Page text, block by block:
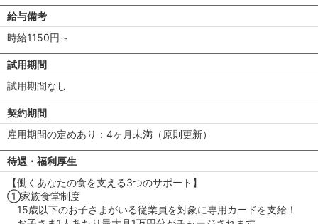
給与備考
時給1150円～
試用期間
試用期間なし
契約期間
雇用期間の定めあり：4ヶ月未満（原則更新）
待遇・福利厚生
【働くあなたの食を支える3つのサポート】
①家族食堂制度
15歳以下のお子さまがいる従業員を対象に専用カードを支給！